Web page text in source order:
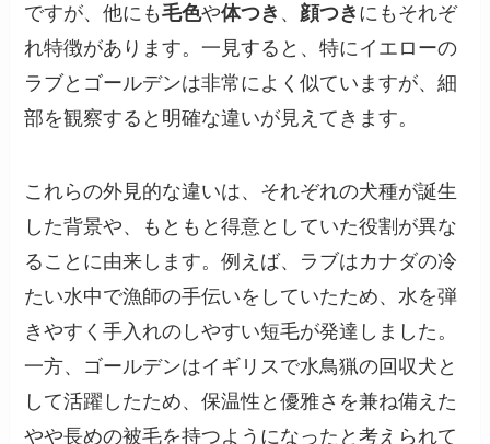
ですが、他にも毛色や体つき 、 顔つき にもそれぞ
れ特徴があります。一見すると、特にイエローの
ラブとゴールデンは非常によく似ていますが、細
部を観察すると明確な違いが見えてきます。
これらの外見的な違いは、それぞれの犬種が誕生
した背景や、もともと得意としていた役割が異な
ることに由来します。例えば、ラブはカナダの冷
たい水中で漁師の手伝いをしていたため、水を弾
きやすく手入れのしやすい短毛が発達しました。
一方、ゴールデンはイギリスで水鳥猟の回収犬と
して活躍したため、保温性と優雅さを兼ね備えた
やや長めの被毛を持つようになったと考えられて